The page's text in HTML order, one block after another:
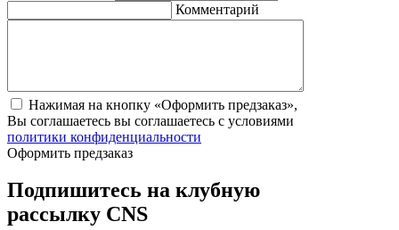
Комментарий
Нажимая на кнопку «Оформить предзаказ»,
Вы соглашаетесь вы соглашаетесь с условиями
политики конфиденциальности
Оформить предзаказ
Подпишитесь на клубную
рассылку CNS